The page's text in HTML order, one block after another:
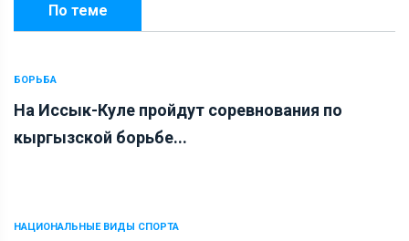
По теме
БОРЬБА
На Иссык-Куле пройдут соревнования по
кыргызской борьбе...
НАЦИОНАЛЬНЫЕ ВИДЫ СПОРТА